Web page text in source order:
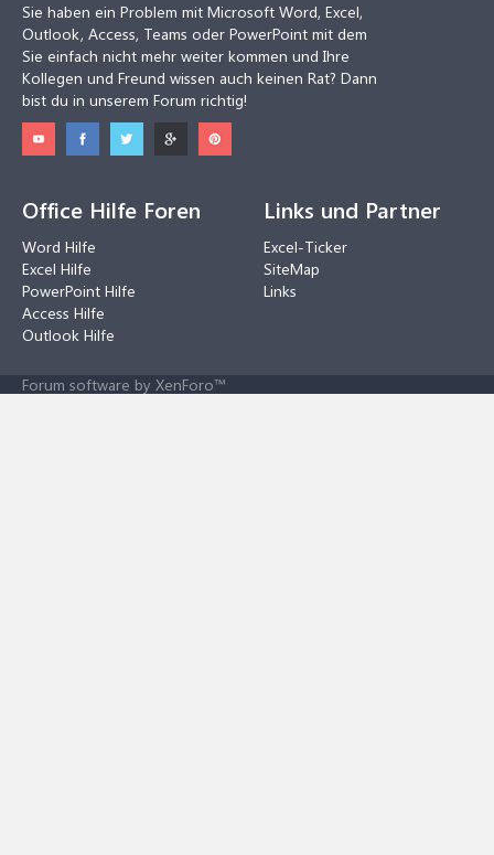
Sie haben ein Problem mit Microsoft Word, Excel,
Outlook, Access, Teams oder PowerPoint mit dem
Sie einfach nicht mehr weiter kommen und Ihre
Kollegen und Freund wissen auch keinen Rat? Dann
bist du in unserem Forum richtig!
Office Hilfe Foren
Word Hilfe
Excel Hilfe
PowerPoint Hilfe
Access Hilfe
Outlook Hilfe
Links und Partner
Excel-Ticker
SiteMap
Links
Forum software by XenForo™